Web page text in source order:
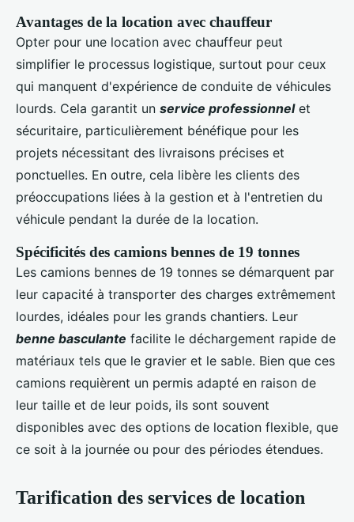
Avantages de la location avec chauffeur
Opter pour une location avec chauffeur peut
simplifier le processus logistique, surtout pour ceux
qui manquent d'expérience de conduite de véhicules
lourds. Cela garantit un service professionnelet
sécuritaire, particulièrement bénéfique pour les
projets nécessitant des livraisons précises et
ponctuelles. En outre, cela libère les clients des
préoccupations liées à la gestion et à l'entretien du
véhicule pendant la durée de la location.
Spécificités des camions bennes de 19 tonnes
Les camions bennes de 19 tonnes se démarquent par
leur capacité à transporter des charges extrêmement
lourdes, idéales pour les grands chantiers. Leur
benne basculante facilite le déchargement rapide de
matériaux tels que le gravier et le sable. Bien que ces
camions requièrent un permis adapté en raison de
leur taille et de leur poids, ils sont souvent
disponibles avec des options de location flexible, que
ce soit à la journée ou pour des périodes étendues.
Tarification des services de location